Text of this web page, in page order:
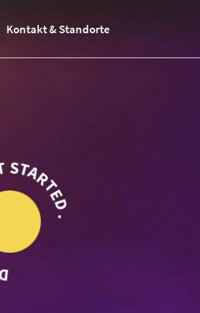
Kontakt & Standorte
STARTED .